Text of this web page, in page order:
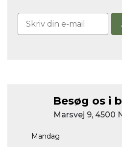
Besøg os i
Marsvej 9, 4500
Mandag